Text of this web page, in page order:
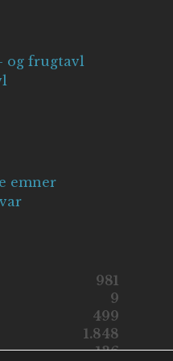
og frugtavl
emner
981
9
499
1.848
136